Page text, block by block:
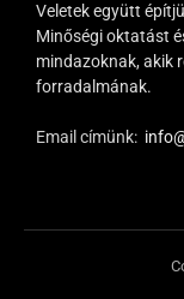
Veletek együtt
Minőségi oktatást
mindazoknak, akik
forradalmának.
Email címünk: